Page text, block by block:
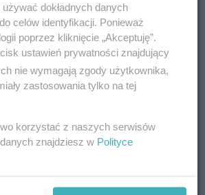
dokładnych danych
celów identyfikacji. Ponieważ
poprzez kliknięcie „Akceptuję”.
ustawień prywatności znajdujący
nie wymagają zgody użytkownika,
zastosowania tylko na tej
korzystać z naszych serwisów
znajdziesz w Polityce